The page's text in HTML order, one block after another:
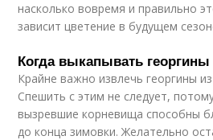
насколько вовремя и правильно
зависит цветение в будущем
Когда выкапывать георгины
Крайне важно извлечь георгины
Спешить с этим не следует,
вызревшие корневища способны
до конца зимовки. Желательно